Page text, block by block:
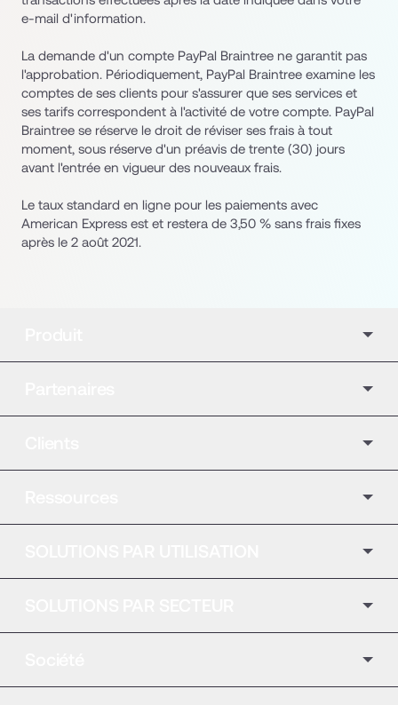
e-mail d'information.
La demande d'un compte PayPal Braintree ne garantit pas
l'approbation. Périodiquement, PayPal Braintree examine les
comptes de ses clients pour s'assurer que ses services et
ses tarifs correspondent à l'activité de votre compte. PayPal
Braintree se réserve le droit de réviser ses frais à tout
moment, sous réserve d'un préavis de trente (30) jours
avant l'entrée en vigueur des nouveaux frais.
Le taux standard en ligne pour les paiements avec
American Express est et restera de 3,50 % sans frais fixes
après le 2 août 2021.